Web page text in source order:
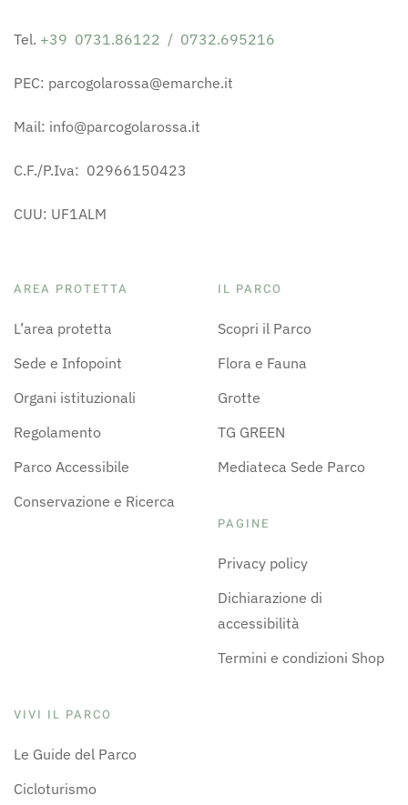
Tel. +39 0731.86122 / 0732.695216
PEC: parcogolarossa@emarche.it
Mail: info@parcogolarossa.it
C.F./P.Iva: 02966150423
CUU: UF1ALM
AREA PROTETTA
L’area protetta
Sede e Infopoint
Organi istituzionali
Regolamento
Parco Accessibile
Conservazione e Ricerca
IL PARCO
Scopri il Parco
Flora e Fauna
Grotte
TG GREEN
Mediateca Sede Parco
PAGINE
Privacy policy
Dichiarazione di
accessibilità
Termini e condizioni Shop
VIVI IL PARCO
Le Guide del Parco
Cicloturismo